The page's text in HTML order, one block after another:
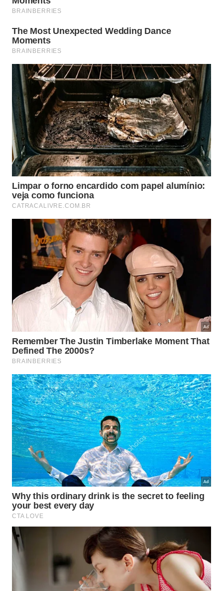
Um estudo revisado em 2011relata que a terapia
com ozônio teve efeitos terapêuticos nos seguintes
usos:
tratamento de artrite
Combate ao HIV e SARS
Desinfecção de feridas
Fortalecimento do sistema imunológico
Tratamento de doença isquêmica do coração
Tratamento de degeneração macular
Tratamento do câncer
Até agora, entretanto, não dá para assegurar a
eficácia e segurança da terapia.
Terapia de ozônio e o sistema
imunológico
Um sistema imunológico funcionando normalmente
produz ozônio e outros antioxidantes para eliminar
os agentes patogênicos, como vírus e bactérias,
mas quando ele está sem oxigênio, fica
impossibilitado de de realizar essa tarefa.
Assim, segundo a ozonioterapia, ao introduzir
ozônio no corpo, ele pode entrar nas células do